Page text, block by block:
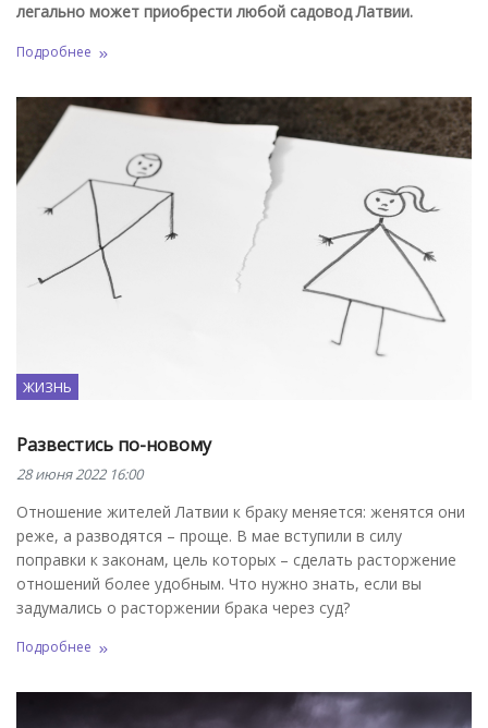
легально может приобрести любой садовод Латвии.
Подробнее
ЖИЗНЬ
Развестись по-новому
28 июня 2022 16:00
Отношение жителей Латвии к браку меняется: женятся они
реже, а разводятся – проще. В мае вступили в силу
поправки к законам, цель которых – сделать расторжение
отношений более удобным. Что нужно знать, если вы
задумались о расторжении брака через суд?
Подробнее